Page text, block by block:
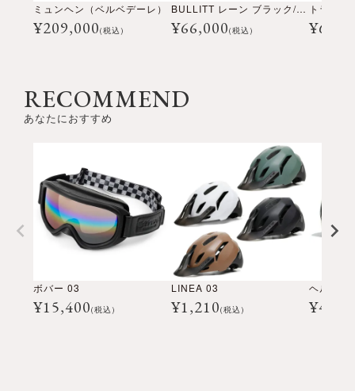
ミュンヘン（ベルベデーレ）
¥209,000(税込)
BULLITT レーン ブラック/ホワイト
¥66,000(税込) ¥
RECOMMEND
あなたにおすすめ
ボバー 03
¥15,400(税込)
LINEA 03
¥1,210(税込)
ヘルム
¥